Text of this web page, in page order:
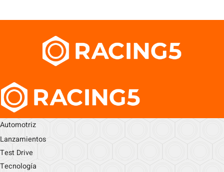
Automotriz
Lanzamientos
Test Drive
Tecnología